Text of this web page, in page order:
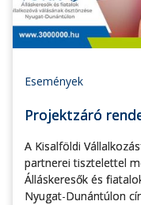
Események
Projektzáró
A Kisalföldi
partnerei tisztelettel
Álláskeresők és
Nyugat-Dunántúlon